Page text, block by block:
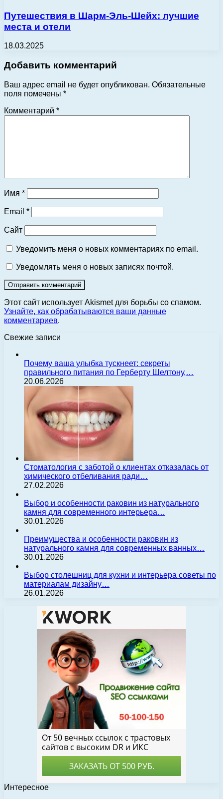
Путешествия в Шарм-Эль-Шейх: лучшие
места и отели
18.03.2025
Добавить комментарий
Ваш адрес email не будет опубликован. Обязательные
поля помечены *
Комментарий *
Имя *
Email *
Сайт
Уведомить меня о новых комментариях по email.
Уведомлять меня о новых записях почтой.
Этот сайт использует Akismet для борьбы со спамом.
Узнайте, как обрабатываются ваши данные
комментариев.
Свежие записи
Почему ваша улыбка тускнеет: секреты
правильного питания по Герберту Шелтону,…
20.06.2026
Стоматология с заботой о клиентах отказалась от
химического отбеливания ради…
27.02.2026
Выбор и особенности раковин из натурального
камня для современного интерьера…
30.01.2026
Преимущества и особенности раковин из
натурального камня для современных ванных…
30.01.2026
Выбор столешниц для кухни и интерьера советы по
материалам дизайну…
26.01.2026
Интересное